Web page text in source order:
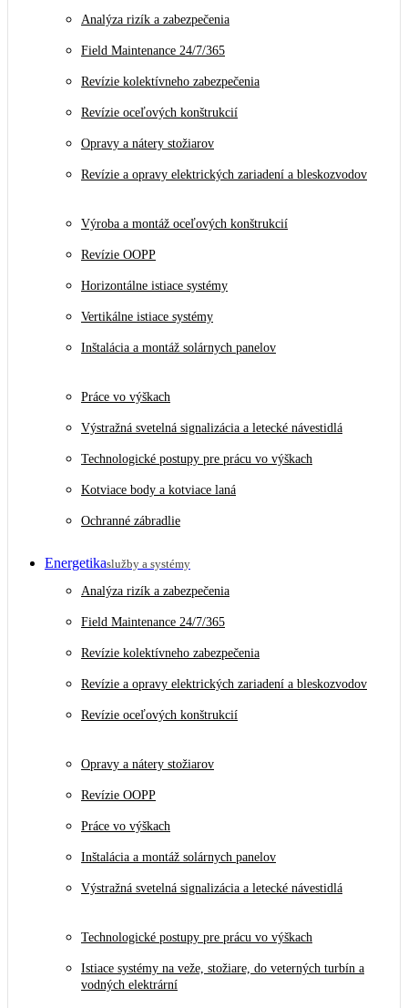
Analýza rizík a zabezpečenia
Field Maintenance 24/7/365
Revízie kolektívneho zabezpečenia
Revízie oceľových konštrukcií
Opravy a nátery stožiarov
Revízie a opravy elektrických zariadení a bleskozvodov
Výroba a montáž oceľových konštrukcií
Revízie OOPP
Horizontálne istiace systémy
Vertikálne istiace systémy
Inštalácia a montáž solárnych panelov
Práce vo výškach
Výstražná svetelná signalizácia a letecké návestidlá
Technologické postupy pre prácu vo výškach
Kotviace body a kotviace laná
Ochranné zábradlie
Energetikaslužby a systémy
Analýza rizík a zabezpečenia
Field Maintenance 24/7/365
Revízie kolektívneho zabezpečenia
Revízie a opravy elektrických zariadení a bleskozvodov
Revízie oceľových konštrukcií
Opravy a nátery stožiarov
Revízie OOPP
Práce vo výškach
Inštalácia a montáž solárnych panelov
Výstražná svetelná signalizácia a letecké návestidlá
Technologické postupy pre prácu vo výškach
Istiace systémy na veže, stožiare, do veterných turbín a
vodných elektrární